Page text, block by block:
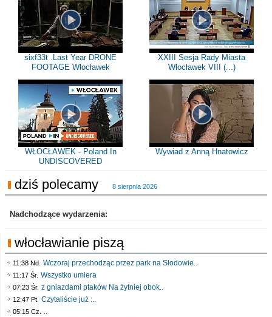
sixf33t .Last Year DRONE
FOOTAGE Włocławek
XXIII Sesja Rady Miasta
Włocławek VIII (...)
WŁOCŁAWEK - Poland In
UNDISCOVERED
Wywiad z Anną Hnatowicz
dziś polecamy 8 sierpnia 2026
Nadchodzące wydarzenia:
włocławianie piszą
11:38 Nd. Wczoraj przechodząc przez park na Słodowie..
11:17 Śr. Wszystko umiera
07:23 Śr. z gniazdami ptaków Na żytniej obok..
12:47 Pt. Czytaliście już :..
05:15 Cz. ..